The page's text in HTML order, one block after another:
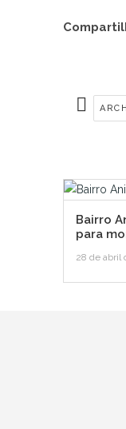
Bairro
para
28 de abril